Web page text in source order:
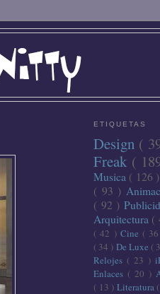
ETIQUETAS
Design (
Freak (
Musica ( 126 )
( 93 )
( 92 )
Arquitectura (
( 42 ) Cine (
( 34 ) De Luxe (
Relojes ( 23 )
Enlaces ( 20 )
( 13 ) Literatura